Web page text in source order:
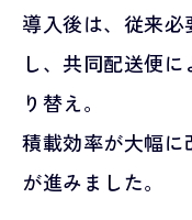
導入後は、従来
し、共同配送便
り替え。
積載効率が大幅
が進みました。